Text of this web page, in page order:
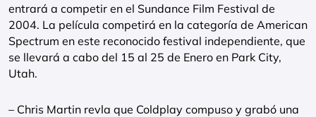
entrará a competir en el Sundance Film Festival de
2004. La película competirá en la categoría de American
Spectrum en este reconocido festival independiente, que
se llevará a cabo del 15 al 25 de Enero en Park City,
Utah.
– Chris Martin revla que Coldplay compuso y grabó una